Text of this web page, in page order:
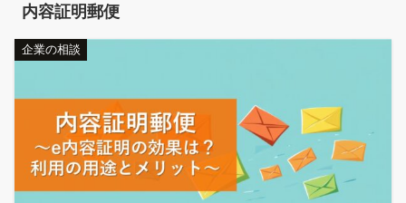
内容証明郵便
企業の相談